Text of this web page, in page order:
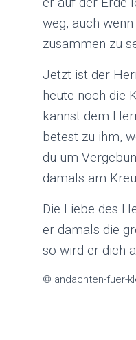
weg, auch
zusammen zu
Jetzt ist der
heute noch die
kannst dem
betest zu ihm,
du um
damals am
Die Liebe des
er damals die
so wird er dich
© andachten-fuer-